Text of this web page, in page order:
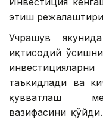
этиш
Учрашув
иқтисодий
таъкидлади ва
қувватлаш
вазифасини